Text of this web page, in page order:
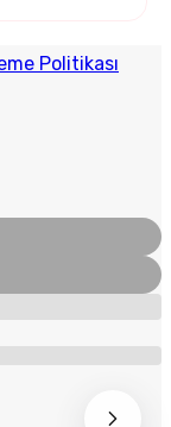
Politikası